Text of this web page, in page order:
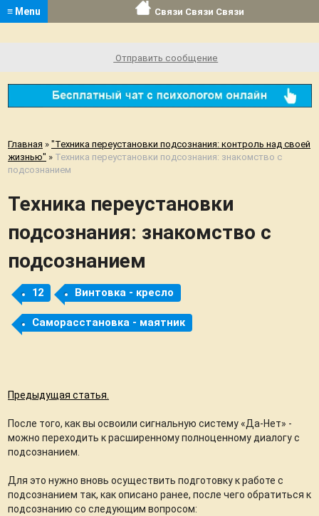
≡ Menu Связи Связи Связи
Отправить сообщение
Главная » "Техника переустановки подсознания: контроль над своей
жизнью" » Техника переустановки подсознания: знакомство с
подсознанием
Техника переустановки
подсознания: знакомство с
подсознанием
12 Винтовка - кресло
Саморасстановка - маятник
Предыдущая статья.
После того, как вы освоили сигнальную систему «Да-Нет» -
можно переходить к расширенному полноценному диалогу с
подсознанием.
Для это нужно вновь осуществить подготовку к работе с
подсознанием так, как описано ранее, после чего обратиться к
подсознанию со следующим вопросом: